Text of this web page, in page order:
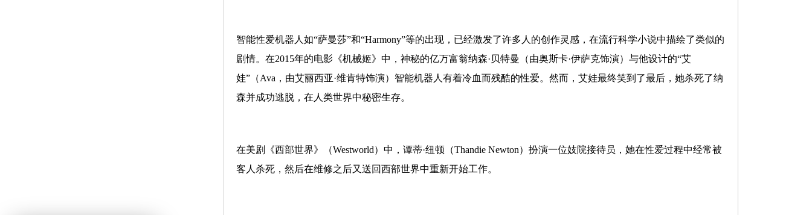
智能性爱机器人如“萨曼莎”和“Harmony”等的出现，已经激发了许多人的创作灵感，在流行科学小说中描绘了类似的
剧情。在2015年的电影《机械姬》中，神秘的亿万富翁纳森·贝特曼（由奥斯卡·伊萨克饰演）与他设计的“艾
娃”（Ava，由艾丽西亚·维肯特饰演）智能机器人有着冷血而残酷的性爱。然而，艾娃最终笑到了最后，她杀死了纳
森并成功逃脱，在人类世界中秘密生存。
在美剧《西部世界》（Westworld）中，谭蒂·纽顿（Thandie Newton）扮演一位妓院接待员，她在性爱过程中经常被
客人杀死，然后在维修之后又送回西部世界中重新开始工作。